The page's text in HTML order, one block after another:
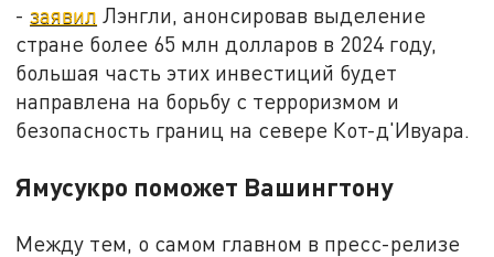
- заявил Лэнгли, анонсировав выделение
стране более 65 млн долларов в 2024 году,
большая часть этих инвестиций будет
направлена на борьбу с терроризмом и
безопасность границ на севере Кот-д'Ивуара.
Ямусукро поможет Вашингтону
Между тем, о самом главном в пресс-релизе